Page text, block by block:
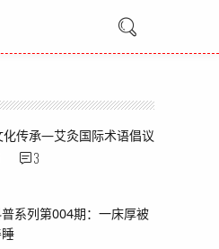
传承—艾灸国际术语倡议
3
系列第004期：一床厚被